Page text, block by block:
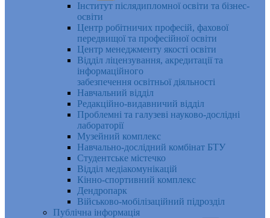
Інститут післядипломної освіти та бізнес-
освіти
Центр робітничих професій, фахової
передвищої та професійної освіти
Центр менеджменту якості освіти
Відділ ліцензування, акредитації та
інформаційного
забезпечення освітньої діяльності
Навчальний відділ
Редакційно-видавничий відділ
Проблемні та галузеві науково-дослідні
лабораторії
Музейний комплекс
Навчально-дослідний комбінат БТУ
Студентське містечко
Відділ медіакомунікацій
Кінно-спортивний комплекс
Дендропарк
Військово-мобілізаційний підрозділ
Публічна інформація